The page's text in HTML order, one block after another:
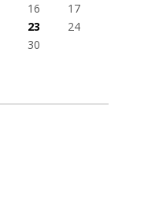
16
17
23
24
30